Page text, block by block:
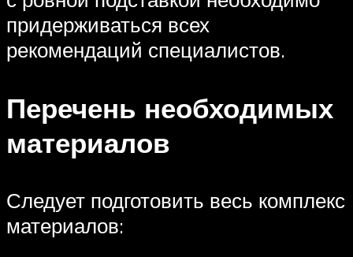
придерживаться всех
рекомендаций специалистов.
Перечень необходимых
материалов
Следует подготовить весь комплекс
материалов: